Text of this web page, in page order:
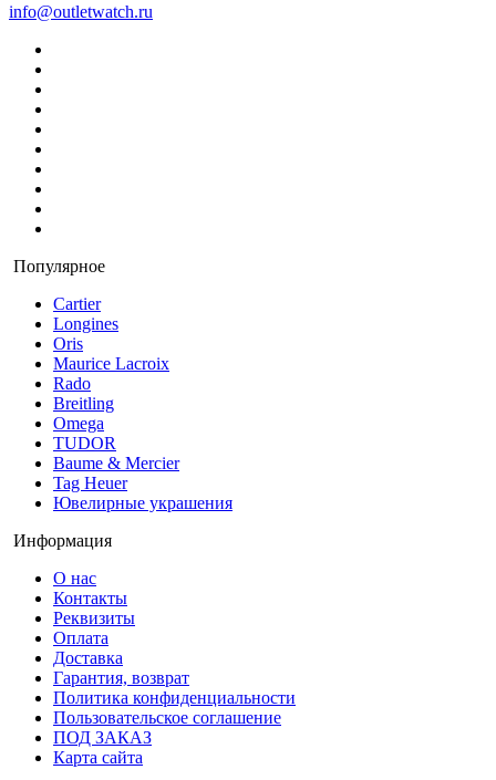
info@outletwatch.ru
Популярное
Cartier
Longines
Oris
Maurice Lacroix
Rado
Breitling
Omega
TUDOR
Baume & Mercier
Tag Heuer
Ювелирные украшения
Информация
О нас
Контакты
Реквизиты
Оплата
Доставка
Гарантия, возврат
Политика конфиденциальности
Пользовательское соглашение
ПОД ЗАКАЗ
Карта сайта